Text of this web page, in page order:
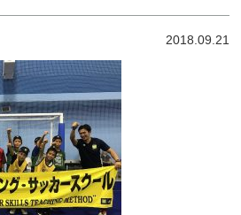
2018.09.21